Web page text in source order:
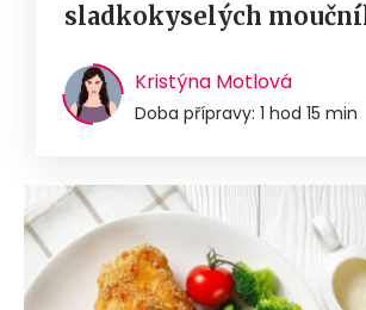
sladkokyselých
Kristýna Motlová
Doba přípravy: 1 hod 15 min